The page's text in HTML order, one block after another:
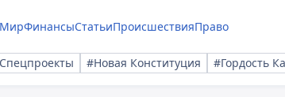
МирФинансыСтатьиПроисшествияПраво
#Новая Конституция #Гордость